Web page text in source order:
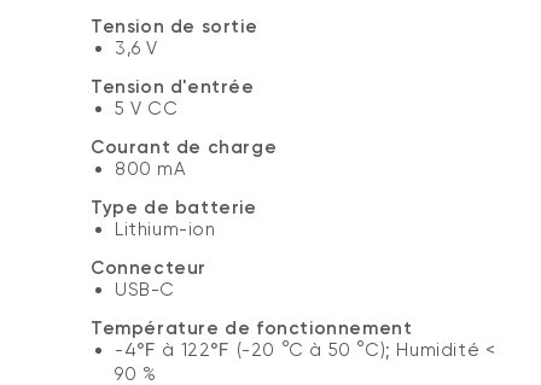
Tension de sortie
3,6 V
Tension d'entrée
5 V CC
Courant de charge
800 mA
Type de batterie
Lithium-ion
Connecteur
USB-C
Température de fonctionnement
-4℉ à 122℉ (-20 °C à 50 °C); Humidité <
90 %